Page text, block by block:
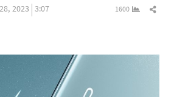
2023 3:07
1600